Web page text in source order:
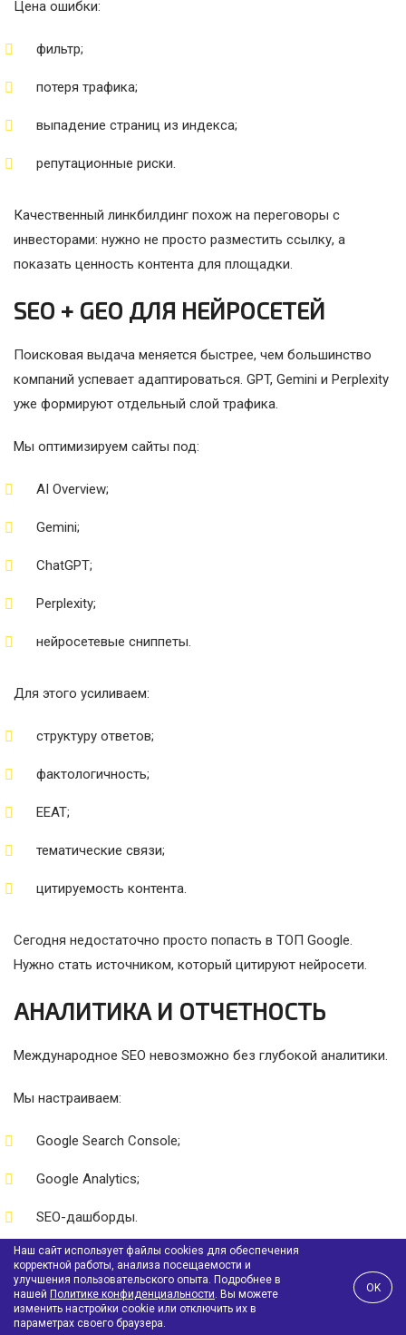
Цена ошибки:
фильтр;
потеря трафика;
выпадение страниц из индекса;
репутационные риски.
Качественный линкбилдинг похож на переговоры с
инвесторами: нужно не просто разместить ссылку, а
показать ценность контента для площадки.
SEO + GEO ДЛЯ НЕЙРОСЕТЕЙ
Поисковая выдача меняется быстрее, чем большинство
компаний успевает адаптироваться. GPT, Gemini и Perplexity
уже формируют отдельный слой трафика.
Мы оптимизируем сайты под:
AI Overview;
Gemini;
ChatGPT;
Perplexity;
нейросетевые сниппеты.
Для этого усиливаем:
структуру ответов;
фактологичность;
EEAT;
тематические связи;
цитируемость контента.
Сегодня недостаточно просто попасть в ТОП Google.
Нужно стать источником, который цитируют нейросети.
АНАЛИТИКА И ОТЧЕТНОСТЬ
Международное SEO невозможно без глубокой аналитики.
Мы настраиваем:
Google Search Console;
Google Analytics;
SEO-дашборды.
Клиент получает:
ежемесячные отчёты;
Наш сайт использует файлы cookies для обеспечения
корректной работы, анализа посещаемости и
улучшения пользовательского опыта. Подробнее в
нашей Политике конфиденциальности. Вы можете
изменить настройки cookie или отключить их в
параметрах своего браузера.
OK